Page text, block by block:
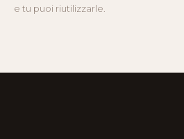
e tu puoi riutilizzarle.